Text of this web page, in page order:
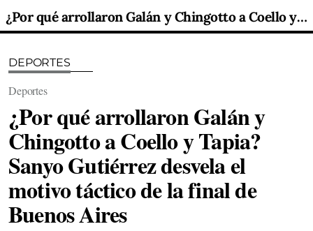
¿Por qué arrollaron Galán y Chingotto a Coello y Tapia? Sanyo Gutiérrez desvela el motivo táctico de la final de Buenos Aires
DEPORTES
Deportes
¿Por qué arrollaron Galán y
Chingotto a Coello y Tapia?
Sanyo Gutiérrez desvela el
motivo táctico de la final de
Buenos Aires